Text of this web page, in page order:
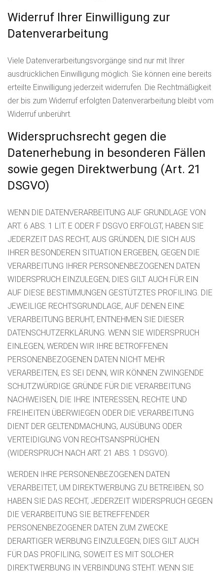
Widerruf Ihrer Einwilligung zur
Datenverarbeitung
Viele Datenverarbeitungsvorgänge sind nur mit Ihrer
ausdrücklichen Einwilligung möglich. Sie können eine bereits
erteilte Einwilligung jederzeit widerrufen. Die Rechtmäßigkeit
der bis zum Widerruf erfolgten Datenverarbeitung bleibt vom
Widerruf unberührt.
Widerspruchsrecht gegen die
Datenerhebung in besonderen Fällen
sowie gegen Direktwerbung (Art. 21
DSGVO)
WENN DIE DATENVERARBEITUNG AUF GRUNDLAGE VON
ART. 6 ABS. 1 LIT. E ODER F DSGVO ERFOLGT, HABEN SIE
JEDERZEIT DAS RECHT, AUS GRÜNDEN, DIE SICH AUS
IHRER BESONDEREN SITUATION ERGEBEN, GEGEN DIE
VERARBEITUNG IHRER PERSONENBEZOGENEN DATEN
WIDERSPRUCH EINZULEGEN; DIES GILT AUCH FÜR EIN
AUF DIESE BESTIMMUNGEN GESTÜTZTES PROFILING. DIE
JEWEILIGE RECHTSGRUNDLAGE, AUF DENEN EINE
VERARBEITUNG BERUHT, ENTNEHMEN SIE DIESER
DATENSCHUTZERKLÄRUNG. WENN SIE WIDERSPRUCH
EINLEGEN, WERDEN WIR IHRE BETROFFENEN
PERSONENBEZOGENEN DATEN NICHT MEHR
VERARBEITEN, ES SEI DENN, WIR KÖNNEN ZWINGENDE
SCHUTZWÜRDIGE GRÜNDE FÜR DIE VERARBEITUNG
NACHWEISEN, DIE IHRE INTERESSEN, RECHTE UND
FREIHEITEN ÜBERWIEGEN ODER DIE VERARBEITUNG
DIENT DER GELTENDMACHUNG, AUSÜBUNG ODER
VERTEIDIGUNG VON RECHTSANSPRÜCHEN
(WIDERSPRUCH NACH ART. 21 ABS. 1 DSGVO).
WERDEN IHRE PERSONENBEZOGENEN DATEN
VERARBEITET, UM DIREKTWERBUNG ZU BETREIBEN, SO
HABEN SIE DAS RECHT, JEDERZEIT WIDERSPRUCH GEGEN
DIE VERARBEITUNG SIE BETREFFENDER
PERSONENBEZOGENER DATEN ZUM ZWECKE
DERARTIGER WERBUNG EINZULEGEN; DIES GILT AUCH
FÜR DAS PROFILING, SOWEIT ES MIT SOLCHER
DIREKTWERBUNG IN VERBINDUNG STEHT. WENN SIE